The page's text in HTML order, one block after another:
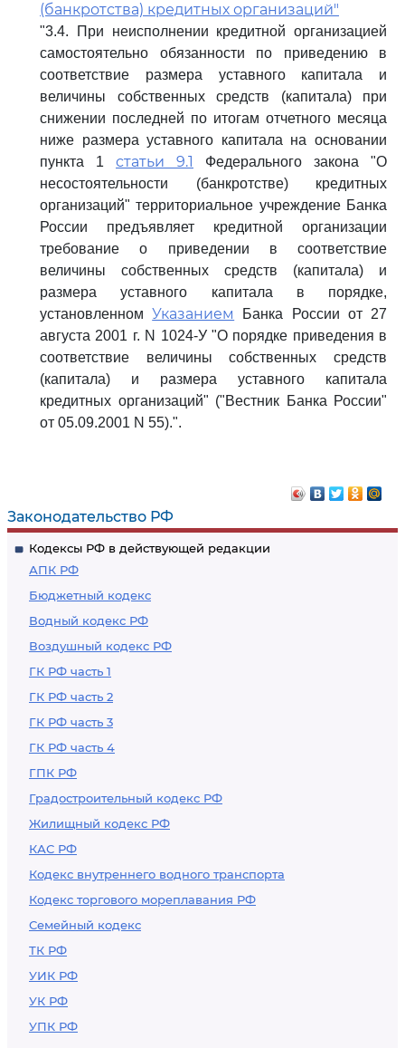
Законодательство РФ
Кодексы РФ в действующей редакции
АПК РФ
Бюджетный кодекс
Водный кодекс РФ
Воздушный кодекс РФ
ГК РФ часть 1
ГК РФ часть 2
ГК РФ часть 3
ГК РФ часть 4
ГПК РФ
Градостроительный кодекс РФ
Жилищный кодекс РФ
КАС РФ
Кодекс внутреннего водного транспорта
Кодекс торгового мореплавания РФ
Семейный кодекс
ТК РФ
УИК РФ
УК РФ
УПК РФ
(банкротства) кредитных организаций"
"3.4. При неисполнении кредитной организацией
самостоятельно обязанности по приведению в
соответствие размера уставного капитала и
величины собственных средств (капитала) при
снижении последней по итогам отчетного месяца
ниже размера уставного капитала на основании
пункта 1 статьи 9.1
Федерального закона "О
несостоятельности (банкротстве) кредитных
организаций" территориальное учреждение Банка
России предъявляет кредитной организации
требование о приведении в соответствие
величины собственных средств (капитала) и
размера уставного капитала в порядке,
установленномУказанием
Банка России от 27
августа 2001 г. N 1024-У "О порядке приведения в
соответствие величины собственных средств
(капитала) и размера уставного капитала
кредитных организаций" ("Вестник Банка России"
от 05.09.2001 N 55).".